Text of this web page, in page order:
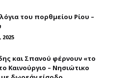
του πορθμείου Ρίου –
2025
και Σπανού φέρνουν «το
Καινούργιο – Νησιώτικο